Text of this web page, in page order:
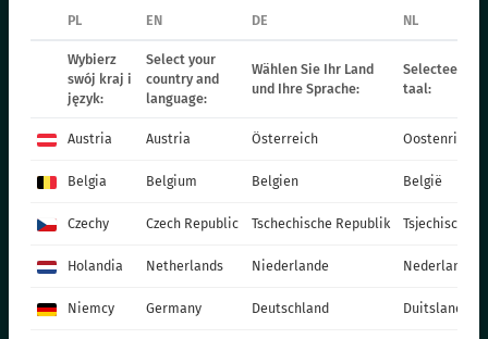
ZWEIJÄHRIGE PFLANZEN
KATALOG OGRODNIKA
PRODUKTIONSMATERIALIEN
SOCIAL MEDIA
+48 52 326 20 00
PL EN DE NL
Wybierz
swój kraj i
język:
Select your
country and
language:
Wählen Sie Ihr Land
und Ihre Sprache:
Selecteer uw
taal:
Austria Austria Österreich Oostenrijk
Belgia Belgium Belgien België
Czechy Czech Republic Tschechische Republik Tsjechische
Holandia Netherlands Niederlande Nederland
Niemcy Germany Deutschland Duitsland